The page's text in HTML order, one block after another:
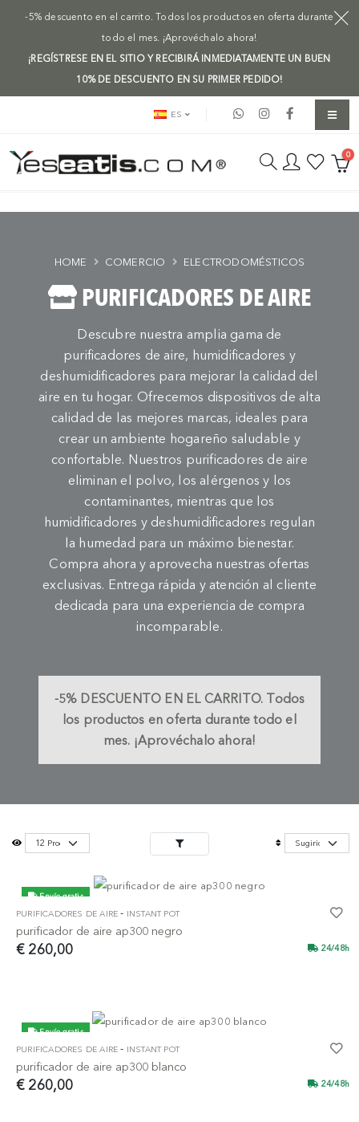
-5% descuento en el carrito. Todos los productos en oferta durante
todo el mes. ¡Aprovéchalo ahora!
¡REGÍSTRESE EN EL SITIO Y RECIBIRÁ INMEDIATAMENTE UN BUEN
10% DE DESCUENTO EN SU PRIMER PEDIDO!
ES
0
PURIFICADORES DE AIRE
Descubre nuestra amplia gama de
purificadores de aire, humidificadores y
deshumidificadores para mejorar la calidad del
aire en tu hogar. Ofrecemos dispositivos de alta
calidad de las mejores marcas, ideales para
crear un ambiente hogareño saludable y
confortable. Nuestros purificadores de aire
eliminan el polvo, los alérgenos y los
contaminantes, mientras que los
humidificadores y deshumidificadores regulan
la humedad para un máximo bienestar.
Compra ahora y aprovecha nuestras ofertas
exclusivas. Entrega rápida y atención al cliente
dedicada para una experiencia de compra
incomparable.
-5% DESCUENTO EN EL CARRITO. Todos
los productos en oferta durante todo el
mes. ¡Aprovéchalo ahora!
HOME COMERCIO ELECTRODOMÉSTICOS
Envío gratis
PURIFICADORES DE AIRE - INSTANT POT
purificador de aire ap300 negro
€ 260,00 24/48h
Envío gratis
PURIFICADORES DE AIRE - INSTANT POT
purificador de aire ap300 blanco
€ 260,00 24/48h